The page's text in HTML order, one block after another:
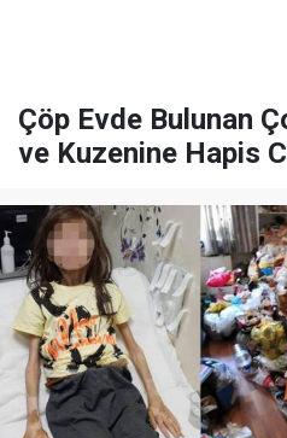
Çöp Evde Bulunan
ve Kuzenine Hapis